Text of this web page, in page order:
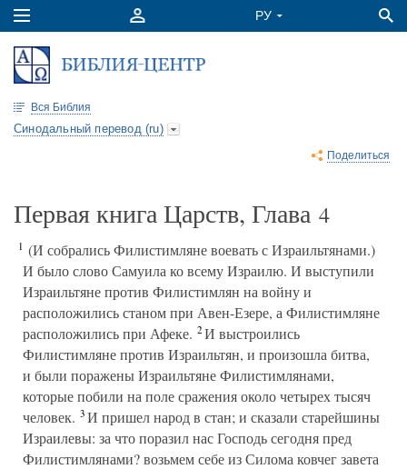
Вся Библия
Синодальный перевод (ru)
Поделиться
Первая книга Царств, Глава 4
1 (И собрались Филистимляне воевать с Израильтянами.)
И было слово Самуила ко всему Израилю. И выступили
Израильтяне против Филистимлян на войну и
расположились станом при Авен-Езере, а Филистимляне
расположились при Афеке. 2И выстроились
Филистимляне против Израильтян, и произошла битва,
и были поражены Израильтяне Филистимлянами,
которые побили на поле сражения около четырех тысяч
человек. 3И пришел народ в стан; и сказали старейшины
Израилевы: за что поразил нас Господь сегодня пред
Филистимлянами? возьмем себе из Силома ковчег завета